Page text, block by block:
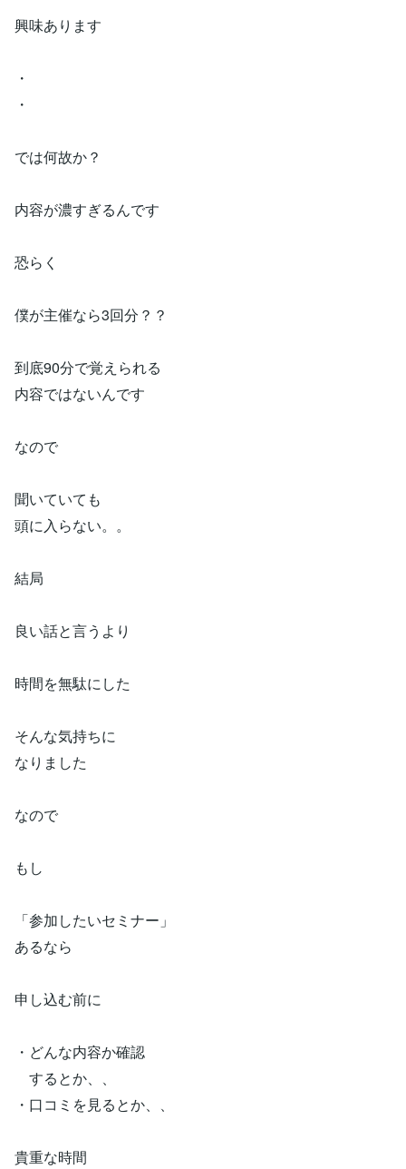
興味あります
・
・
では何故か？
内容が濃すぎるんです
恐らく
僕が主催なら3回分？？
到底90分で覚えられる
内容ではないんです
なので
聞いていても
頭に入らない。。
結局
良い話と言うより
時間を無駄にした
そんな気持ちに
なりました
なので
もし
「参加したいセミナー」
あるなら
申し込む前に
・どんな内容か確認
するとか、、
・口コミを見るとか、、
貴重な時間